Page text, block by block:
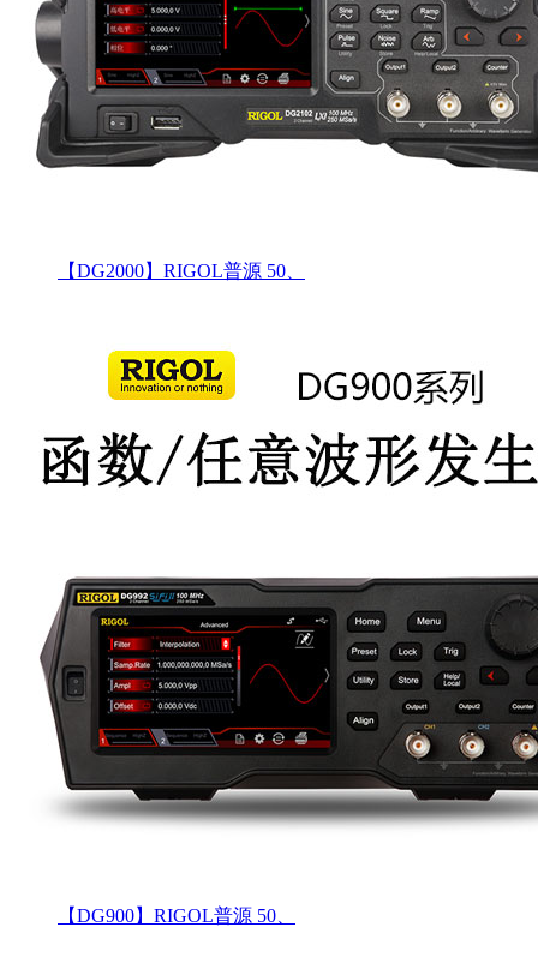
【DG2000】RIGOL普源 50、
【DG900】RIGOL普源 50、